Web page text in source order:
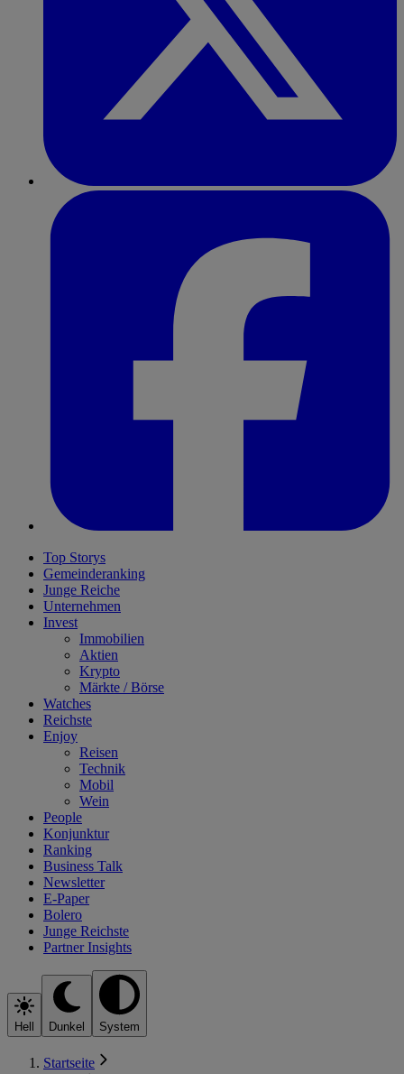
Top Storys
Gemeinderanking
Junge Reiche
Unternehmen
Invest
Immobilien
Aktien
Krypto
Märkte / Börse
Watches
Reichste
Enjoy
Reisen
Technik
Mobil
Wein
People
Konjunktur
Ranking
Business Talk
Newsletter
E-Paper
Bolero
Junge Reichste
Partner Insights
Hell Dunkel System
Startseite